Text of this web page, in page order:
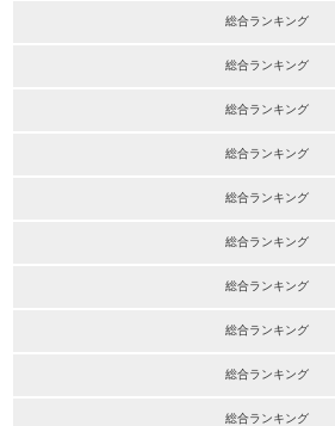
総合ランキング
総合ランキング
総合ランキング
総合ランキング
総合ランキング
総合ランキング
総合ランキング
総合ランキング
総合ランキング
総合ランキング